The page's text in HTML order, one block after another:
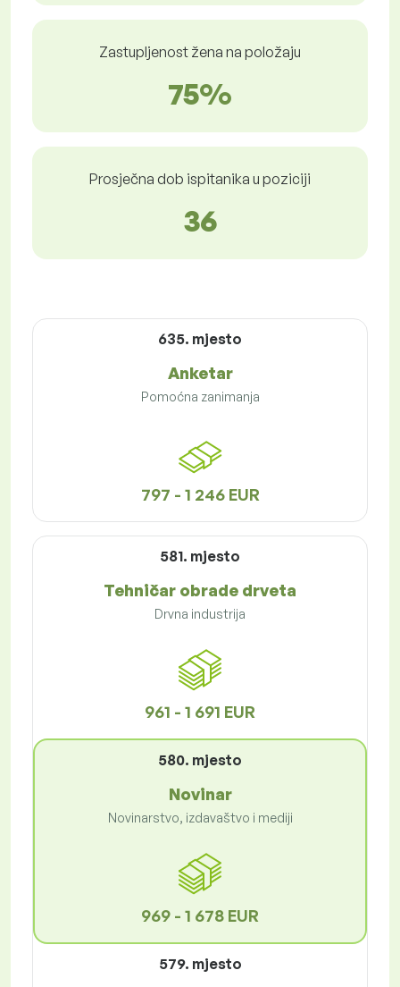
Zastupljenost žena na položaju
75%
Prosječna dob ispitanika u poziciji
36
635. mjesto
Anketar
Pomoćna zanimanja
797 - 1 246 EUR
581. mjesto
Tehničar obrade drveta
Drvna industrija
961 - 1 691 EUR
580. mjesto
Novinar
Novinarstvo, izdavaštvo i mediji
969 - 1 678 EUR
579. mjesto